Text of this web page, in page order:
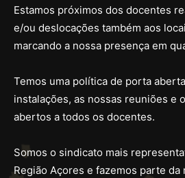
Estamos próximos dos docentes
e/ou deslocações também aos
marcando a nossa presença em
Temos uma política de porta
instalações, as nossas reuniões e
abertos a todos os docentes.
Somos o sindicato mais
Região Açores e fazemos parte da